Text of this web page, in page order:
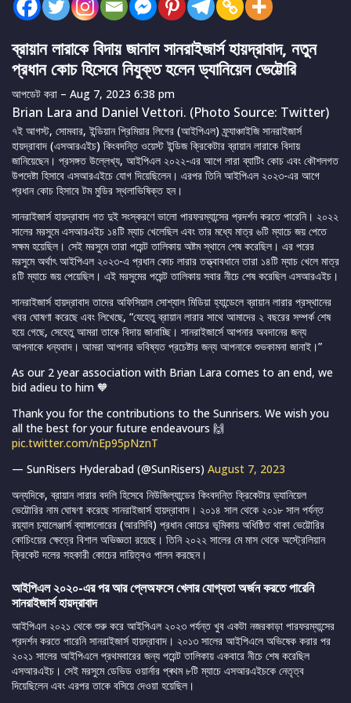
ব্রায়ান লারাকে বিদায় জানাল সানরাইজার্স হায়দ্রাবাদ, নতুন
প্রধান কোচ হিসেবে নিযুক্ত হলেন ড্যানিয়েল ভেট্টোরি
আপডেট করা – Aug 7, 2023 6:38 pm
Brian Lara and Daniel Vettori. (Photo Source: Twitter)
৭ই আগস্ট, সোমবার, ইন্ডিয়ান প্রিমিয়ার লিগের (আইপিএল) ফ্র্যাঞ্চাইজি সানরাইজার্স
হায়দ্রাবাদ (এসআরএইচ) কিংবদন্তি ওয়েস্ট ইন্ডিজ ক্রিকেটার ব্রায়ান লারাকে বিদায়
জানিয়েছেন। প্রসঙ্গত উল্লেখ্য, আইপিএল ২০২২-এর আগে লারা ব্যাটিং কোচ এবং কৌশলগত
উপদেষ্টা হিসাবে এসআরএইচে যোগ দিয়েছিলেন। এরপর তিনি আইপিএল ২০২৩-এর আগে
প্রধান কোচ হিসাবে টম মুডির স্থলাভিষিক্ত হন।
সানরাইজার্স হায়দ্রাবাদ গত দুই সংস্করণে ভালো পারফরম্যান্সের প্রদর্শন করতে পারেনি। ২০২২
সালের মরসুমে এসআরএইচ ১৪টি ম্যাচ খেলেছিল এবং তার মধ্যে মাত্র ৬টি ম্যাচে জয় পেতে
সক্ষম হয়েছিল। সেই মরসুমে তারা পয়েন্ট তালিকায় অষ্টম স্থানে শেষ করেছিল। এর পরের
মরসুমে অর্থাৎ আইপিএল ২০২৩-এ প্রধান কোচ লারার তত্ত্বাবধানে তারা ১৪টি ম্যাচ খেলে মাত্র
৪টি ম্যাচে জয় পেয়েছিল। এই মরসুমের পয়েন্ট তালিকায় সবার নীচে শেষ করেছিল এসআরএইচ।
সানরাইজার্স হায়দ্রাবাদ তাদের অফিসিয়াল সোশ্যাল মিডিয়া হ্যান্ডেলে ব্রায়ান লারার প্রস্থানের
খবর ঘোষণা করেছে এবং লিখেছে, “যেহেতু ব্রায়ান লারার সাথে আমাদের ২ বছরের সম্পর্ক শেষ
হয়ে গেছে, সেহেতু আমরা তাকে বিদায় জানাচ্ছি। সানরাইজার্সে আপনার অবদানের জন্য
আপনাকে ধন্যবাদ। আমরা আপনার ভবিষ্যত প্রচেষ্টার জন্য আপনাকে শুভকামনা জানাই।”
As our 2 year association with Brian Lara comes to an end, we
bid adieu to him 🧡
Thank you for the contributions to the Sunrisers. We wish you
all the best for your future endeavours 🙌
pic.twitter.com/nEp95pNznT
— SunRisers Hyderabad (@SunRisers) August 7, 2023
অন্যদিকে, ব্রায়ান লারার বদলি হিসেবে নিউজিল্যান্ডের কিংবদন্তি ক্রিকেটার ড্যানিয়েল
ভেট্টোরির নাম ঘোষণা করেছে সানরাইজার্স হায়দ্রাবাদ। ২০১৪ সাল থেকে ২০১৮ সাল পর্যন্ত
রয়্যাল চ্যালেঞ্জার্স ব্যাঙ্গালোরের (আরসিবি) প্রধান কোচের ভূমিকায় অধিষ্ঠিত থাকা ভেট্টোরির
কোচিংয়ের ক্ষেত্রে বিশাল অভিজ্ঞতা রয়েছে। তিনি ২০২২ সালের মে মাস থেকে অস্ট্রেলিয়ান
ক্রিকেট দলের সহকারী কোচের দায়িত্বও পালন করছেন।
আইপিএল ২০২০-এর পর আর প্লেঅফসে খেলার যোগ্যতা অর্জন করতে পারেনি
সানরাইজার্স হায়দ্রাবাদ
আইপিএল ২০২১ থেকে শুরু করে আইপিএল ২০২৩ পর্যন্ত খুব একটা নজরকাড়া পারফরম্যান্সের
প্রদর্শন করতে পারেনি সানরাইজার্স হায়দ্রাবাদ। ২০১৩ সালের আইপিএলে অভিষেক করার পর
২০২১ সালের আইপিএলে প্রথমবারের জন্য পয়েন্ট তালিকায় একবারে নীচে শেষ করেছিল
এসআরএইচ। সেই মরসুমে ডেভিড ওয়ার্নার প্ৰথম ৮টি ম্যাচে এসআরএইচকে নেতৃত্ব
দিয়েছিলেন এবং এরপর তাকে বসিয়ে দেওয়া হয়েছিল।